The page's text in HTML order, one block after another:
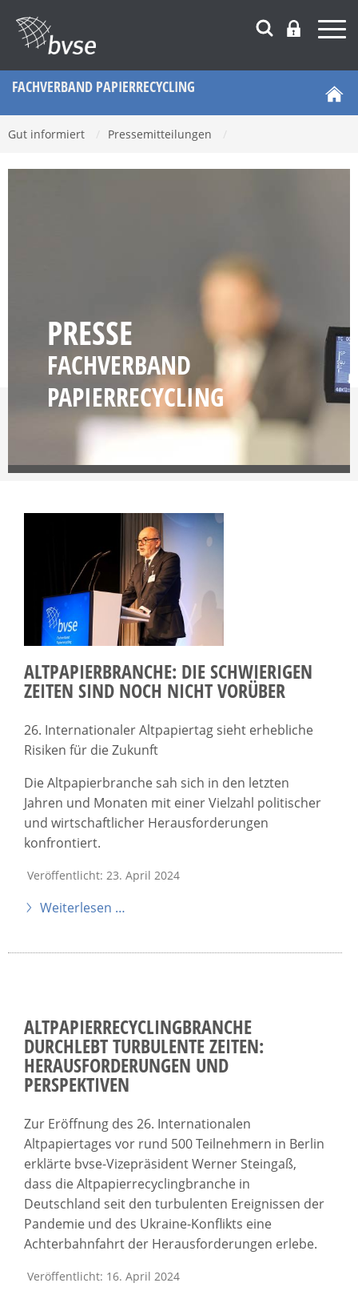
FACHVERBAND PAPIERRECYCLING
Gut informiert Pressemitteilungen
PRESSE
FACHVERBAND
PAPIERRECYCLING
ALTPAPIERBRANCHE: DIE SCHWIERIGEN
ZEITEN SIND NOCH NICHT VORÜBER
26. Internationaler Altpapiertag sieht erhebliche
Risiken für die Zukunft
Die Altpapierbranche sah sich in den letzten
Jahren und Monaten mit einer Vielzahl politischer
und wirtschaftlicher Herausforderungen
konfrontiert.
Veröffentlicht: 23. April 2024
Weiterlesen …
ALTPAPIERRECYCLINGBRANCHE
DURCHLEBT TURBULENTE ZEITEN:
HERAUSFORDERUNGEN UND
PERSPEKTIVEN
Zur Eröffnung des 26. Internationalen
Altpapiertages vor rund 500 Teilnehmern in Berlin
erklärte bvse-Vizepräsident Werner Steingaß,
dass die Altpapierrecyclingbranche in
Deutschland seit den turbulenten Ereignissen der
Pandemie und des Ukraine-Konflikts eine
Achterbahnfahrt der Herausforderungen erlebe.
Veröffentlicht: 16. April 2024